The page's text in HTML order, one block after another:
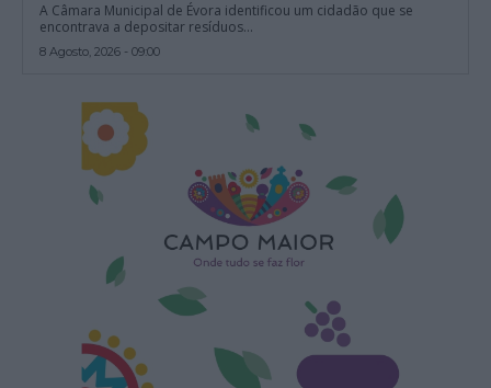
A Câmara Municipal de Évora identificou um cidadão que se
encontrava a depositar resíduos...
8 Agosto, 2026 - 09:00